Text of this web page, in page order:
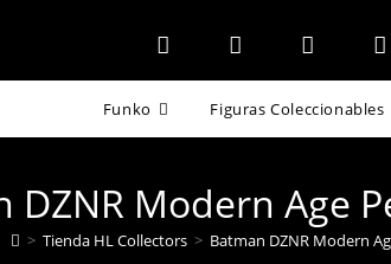
Funko Figuras Coleccionables
DZNR Modern Age
> Tienda HL Collectors > Batman DZNR Modern